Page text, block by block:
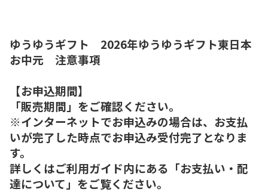
ゆうゆうギフト 2026年ゆうゆうギフト東日本
お中元 注意事項
【お申込期間】
「販売期間」をご確認ください。
※インターネットでお申込みの場合は、お支払
いが完了した時点でお申込み受付完了となりま
す。
詳しくはご利用ガイド内にある「お支払い・配
達について」をご覧ください。